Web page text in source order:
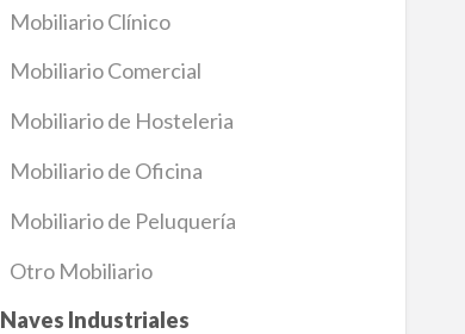
Mobiliario Clínico
Mobiliario Comercial
Mobiliario de Hosteleria
Mobiliario de Oficina
Mobiliario de Peluquería
Otro Mobiliario
Naves Industriales